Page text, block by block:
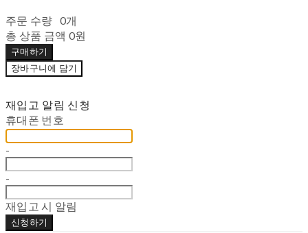
주문 수량 0개
총 상품 금액 0원
구매하기
장바구니에 담기
재입고 알림 신청
휴대폰 번호
-
-
재입고 시 알림
신청하기